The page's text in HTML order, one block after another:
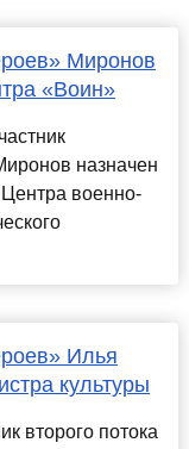
Миронов
«Воин»
назначен
Центра военно-
Илья
культуры
второго потока